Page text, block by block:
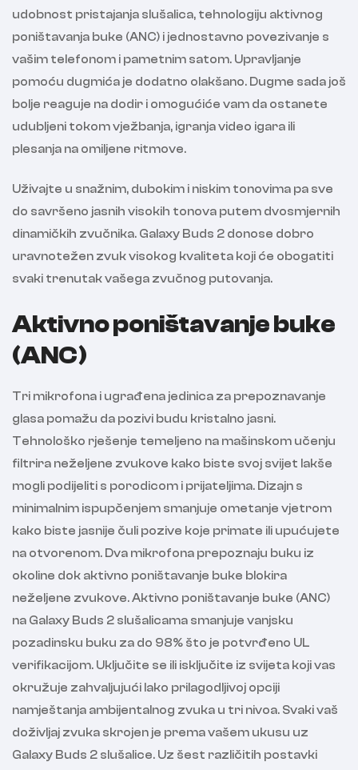
udobnost pristajanja slušalica, tehnologiju aktivnog
poništavanja buke (ANC) i jednostavno povezivanje s
vašim telefonom i pametnim satom. Upravljanje
pomoću dugmića je dodatno olakšano. Dugme sada još
bolje reaguje na dodir i omogućiće vam da ostanete
udubljeni tokom vježbanja, igranja video igara ili
plesanja na omiljene ritmove.
Uživajte u snažnim, dubokim i niskim tonovima pa sve
do savršeno jasnih visokih tonova putem dvosmjernih
dinamičkih zvučnika. Galaxy Buds 2 donose dobro
uravnotežen zvuk visokog kvaliteta koji će obogatiti
svaki trenutak vašega zvučnog putovanja.
Aktivno poništavanje buke
(ANC)
Tri mikrofona i ugrađena jedinica za prepoznavanje
glasa pomažu da pozivi budu kristalno jasni.
Tehnološko rješenje temeljeno na mašinskom učenju
filtrira neželjene zvukove kako biste svoj svijet lakše
mogli podijeliti s porodicom i prijateljima. Dizajn s
minimalnim ispupčenjem smanjuje ometanje vjetrom
kako biste jasnije čuli pozive koje primate ili upućujete
na otvorenom. Dva mikrofona prepoznaju buku iz
okoline dok aktivno poništavanje buke blokira
neželjene zvukove. Aktivno poništavanje buke (ANC)
na Galaxy Buds 2 slušalicama smanjuje vanjsku
pozadinsku buku za do 98% što je potvrđeno UL
verifikacijom. Uključite se ili isključite iz svijeta koji vas
okružuje zahvaljujući lako prilagodljivoj opciji
namještanja ambijentalnog zvuka u tri nivoa. Svaki vaš
doživljaj zvuka skrojen je prema vašem ukusu uz
Galaxy Buds 2 slušalice. Uz šest različitih postavki